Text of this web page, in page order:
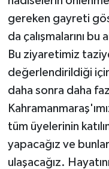
gereken gayreti
da çalışmalarını
Bu ziyaretimiz
değerlendirildiği
daha sonra daha
tüm üyelerinin
yapacağız ve
ulaşacağız.